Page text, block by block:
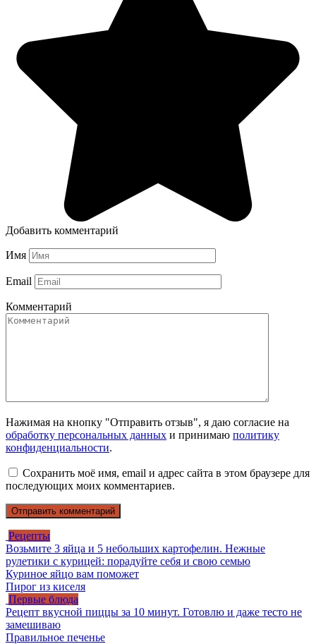
Добавить комментарий
Имя
Email
Комментарий
Нажимая на кнопку "Отправить отзыв", я даю согласие на
обработку персональных данных и принимаю политику
конфиденциальности.
Сохранить моё имя, email и адрес сайта в этом браузере для
последующих моих комментариев.
Рецепты
Возьмите 3 яйца и 5 небольших картофелин. Нежные
рулетики с курицей: порадуйте себя и свою семью
Куриное яйцо вам поможет
Пирог из киселя
Первые блюда
Рецепт вкусной пиццы за 10 минут. Готовлю и даже тесто не
замешиваю
Правильное печенье